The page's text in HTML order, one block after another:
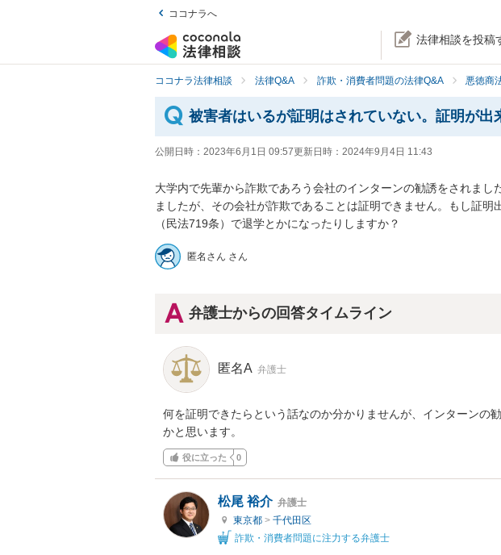
ココナラへ
法律相談を投稿
ココナラ法律相談 法律Q&A 詐欺・消費者問題の法律Q&A 悪徳商
被害者はいるが証明はされていない。証明が出
公開日時： 2023年6月1日 09:57更新日時： 2024年9月4日 11:43
大学内で先輩から詐欺であろう会社のインターンの勧誘をされまし
ましたが、その会社が詐欺であることは証明できません。もし証明
（民法719条）で退学とかになったりしますか？
匿名さん さん
弁護士からの回答タイムライン
匿名A 弁護士
何を証明できたらという話なのか分かりませんが、インターンの
かと思います。
役に立った 0
松尾 裕介 弁護士
東京都 > 千代田区
詐欺・消費者問題に注力する弁護士